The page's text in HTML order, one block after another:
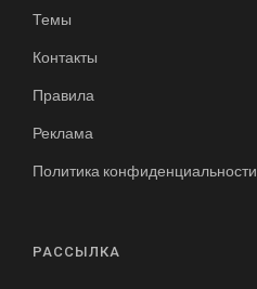
Темы
Контакты
Правила
Реклама
Политика конфиденциальности
РАССЫЛКА